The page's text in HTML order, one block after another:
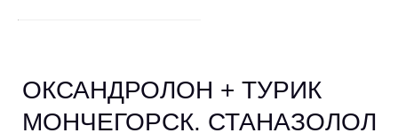
ОКСАНДРОЛОН + ТУРИК
МОНЧЕГОРСК. СТАНАЗОЛОЛ